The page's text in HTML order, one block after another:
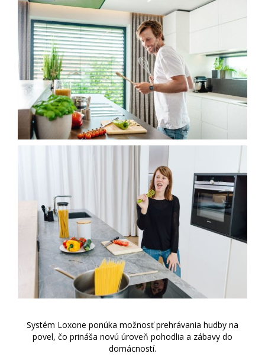
Systém Loxone ponúka možnosť prehrávania hudby na
povel, čo prináša novú úroveň pohodlia a zábavy do
domácností.